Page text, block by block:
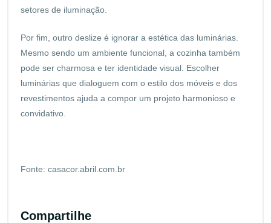
setores de iluminação.
Por fim, outro deslize é ignorar a estética das luminárias.
Mesmo sendo um ambiente funcional, a cozinha também
pode ser charmosa e ter identidade visual. Escolher
luminárias que dialoguem com o estilo dos móveis e dos
revestimentos ajuda a compor um projeto harmonioso e
convidativo.
Fonte: casacor.abril.com.br
Compartilhe